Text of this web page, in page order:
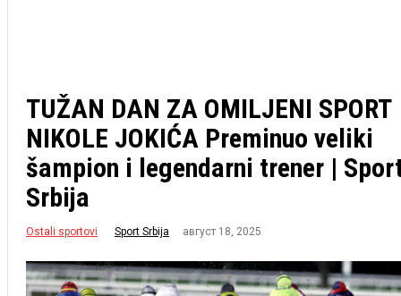
TUŽAN DAN ZA OMILJENI SPORT
NIKOLE JOKIĆA Preminuo veliki
šampion i legendarni trener |
Srbija
Ostali sportovi Sport Srbija август 18, 2025